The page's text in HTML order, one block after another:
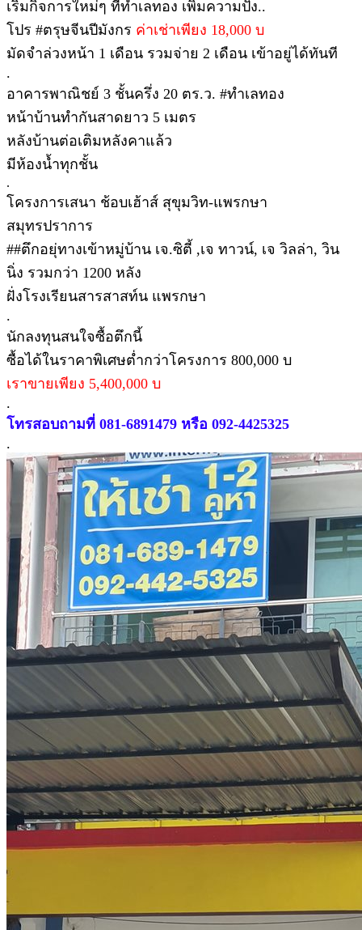
เริ่มกิจการใหม่ๆ ที่ทำเลทอง เพิ่มความปัง..
โปร #ตรุษจีนปีมังกร ค่าเช่าเพียง 18,000 บ
มัดจำล่วงหน้า 1 เดือน รวมจ่าย 2 เดือน เข้าอยู่ได้ทันที
.
อาคารพาณิชย์ 3 ชั้นครึ่ง 20 ตร.ว. #ทำเลทอง
หน้าบ้านทำกันสาดยาว 5 เมตร
หลังบ้านต่อเติมหลังคาแล้ว
มีห้องน้ำทุกชั้น
.
โครงการเสนา ช้อบเฮ้าส์ สุขุมวิท-แพรกษา
สมุทรปราการ
##ตึกอยุ่ทางเข้าหมู่บ้าน เจ.ซิตี้ ,เจ ทาวน์, เจ วิลล่า, วิน
นิ่ง รวมกว่า 1200 หลัง
ฝั่งโรงเรียนสารสาสท์น แพรกษา
.
นักลงทุนสนใจซื้อตึกนี้
ซื้อได้ในราคาพิเศษต่ำกว่าโครงการ 800,000 บ
เราขายเพียง 5,400,000 บ
.
โทรสอบถามที่ 081-6891479 หรือ 092-4425325
.